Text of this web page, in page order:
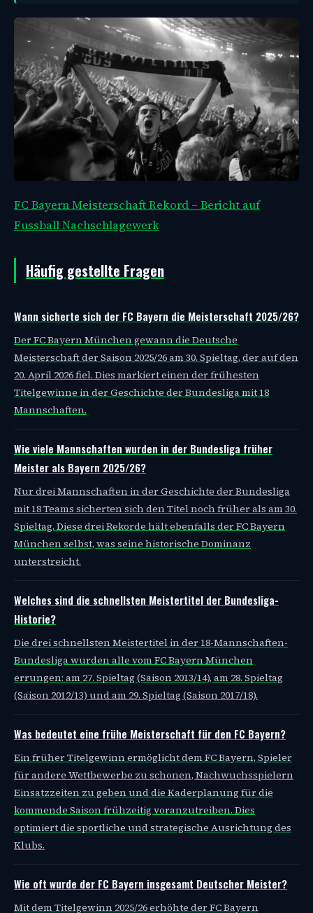
FC Bayern Meisterschaft Rekord – Bericht auf
Fussball Nachschlagewerk
Häufig gestellte Fragen
Wann sicherte sich der FC Bayern die Meisterschaft 2025/26?
Der FC Bayern München gewann die Deutsche
Meisterschaft der Saison 2025/26 am 30. Spieltag, der auf den
20. April 2026 fiel. Dies markiert einen der frühesten
Titelgewinne in der Geschichte der Bundesliga mit 18
Mannschaften.
Wie viele Mannschaften wurden in der Bundesliga früher
Meister als Bayern 2025/26?
Nur drei Mannschaften in der Geschichte der Bundesliga
mit 18 Teams sicherten sich den Titel noch früher als am 30.
Spieltag. Diese drei Rekorde hält ebenfalls der FC Bayern
München selbst, was seine historische Dominanz
unterstreicht.
Welches sind die schnellsten Meistertitel der Bundesliga-
Historie?
Die drei schnellsten Meistertitel in der 18-Mannschaften-
Bundesliga wurden alle vom FC Bayern München
errungen: am 27. Spieltag (Saison 2013/14), am 28. Spieltag
(Saison 2012/13) und am 29. Spieltag (Saison 2017/18).
Was bedeutet eine frühe Meisterschaft für den FC Bayern?
Ein früher Titelgewinn ermöglicht dem FC Bayern, Spieler
für andere Wettbewerbe zu schonen, Nachwuchsspielern
Einsatzzeiten zu geben und die Kaderplanung für die
kommende Saison frühzeitig voranzutreiben. Dies
optimiert die sportliche und strategische Ausrichtung des
Klubs.
Wie oft wurde der FC Bayern insgesamt Deutscher Meister?
Mit dem Titelgewinn 2025/26 erhöhte der FC Bayern